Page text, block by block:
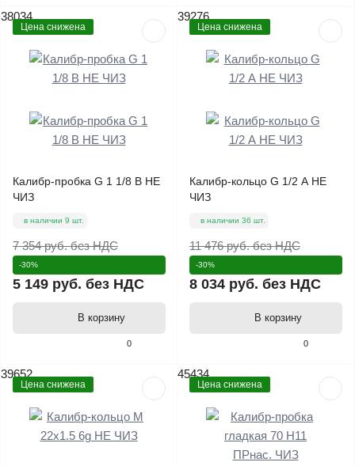
38034
Цена снижена
0
Калибр-пробка G 1 1/8 В НЕ
ЧИЗ
в наличии 9 шт.
7 354 руб.без НДС
-30%
5 149 руб. без НДС
В корзину
39276
Цена снижена
0
Калибр-кольцо G 1/2 А НЕ
ЧИЗ
в наличии 36 шт.
11 476 руб.без НДС
-30%
8 034 руб. без НДС
В корзину
39652
Цена снижена
45434
Цена снижена